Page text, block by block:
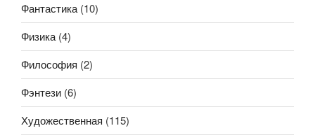
Фантастика (10)
Физика (4)
Философия (2)
Фэнтези (6)
Художественная (115)